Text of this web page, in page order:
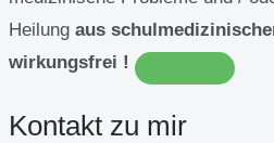
Heilung aus
wirkungsfrei !
Kontakt zu mir